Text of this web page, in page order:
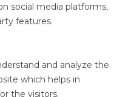
social media platforms,
features.
and analyze the
which helps in
the visitors.